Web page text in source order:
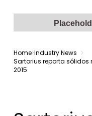
Home Industry News
Sartorius reporta sólidos
2015